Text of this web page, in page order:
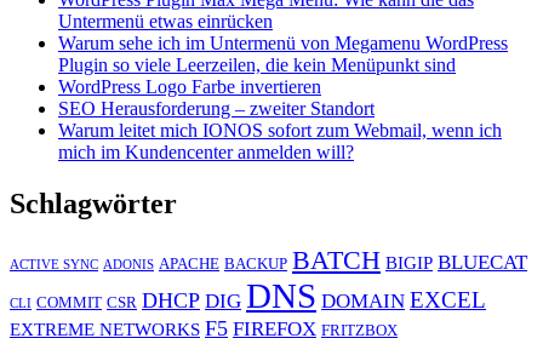
Untermenü etwas einrücken
Warum sehe ich im Untermenü von Megamenu WordPress
Plugin so viele Leerzeilen, die kein Menüpunkt sind
WordPress Logo Farbe invertieren
SEO Herausforderung – zweiter Standort
Warum leitet mich IONOS sofort zum Webmail, wenn ich
mich im Kundencenter anmelden will?
Schlagwörter
ACTIVE SYNC ADONIS APACHE BACKUP BATCH BIGIP BLUECAT
CLI COMMIT CSR DHCP DIG DNS DOMAIN EXCEL
EXTREME NETWORKS F5 FIREFOX FRITZBOX